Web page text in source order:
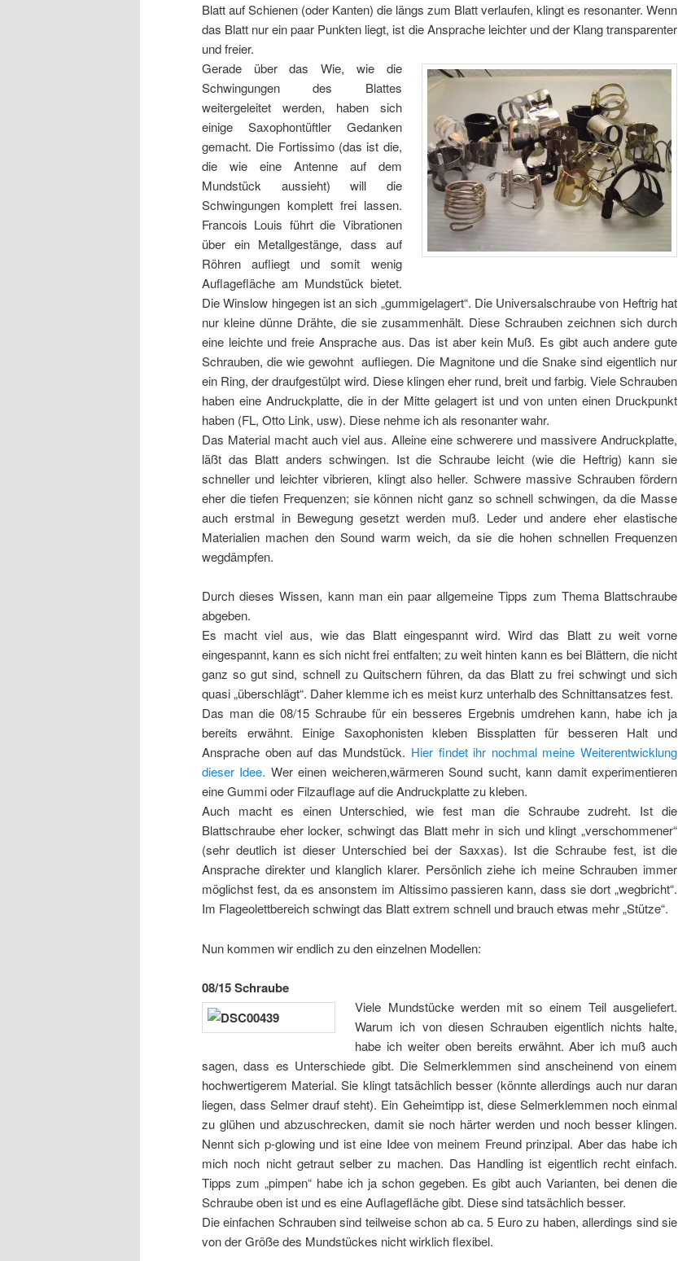
Blatt auf Schienen (oder Kanten) die längs zum Blatt verlaufen, klingt es resonanter. Wenn
das Blatt nur ein paar Punkten liegt, ist die Ansprache leichter und der Klang transparenter
und freier.
Gerade über das Wie, wie die
Schwingungen des Blattes
weitergeleitet werden, haben sich
einige Saxophontüftler Gedanken
gemacht. Die Fortissimo (das ist die,
die wie eine Antenne auf dem
Mundstück aussieht) will die
Schwingungen komplett frei lassen.
Francois Louis führt die Vibrationen
über ein Metallgestänge, dass auf
Röhren aufliegt und somit wenig
Auflagefläche am Mundstück bietet.
Die Winslow hingegen ist an sich „gummigelagert“. Die Universalschraube von Heftrig hat
nur kleine dünne Drähte, die sie zusammenhält. Diese Schrauben zeichnen sich durch
eine leichte und freie Ansprache aus. Das ist aber kein Muß. Es gibt auch andere gute
Schrauben, die wie gewohnt aufliegen. Die Magnitone und die Snake sind eigentlich nur
ein Ring, der draufgestülpt wird. Diese klingen eher rund, breit und farbig. Viele Schrauben
haben eine Andruckplatte, die in der Mitte gelagert ist und von unten einen Druckpunkt
haben (FL, Otto Link, usw). Diese nehme ich als resonanter wahr.
Das Material macht auch viel aus. Alleine eine schwerere und massivere Andruckplatte,
läßt das Blatt anders schwingen. Ist die Schraube leicht (wie die Heftrig) kann sie
schneller und leichter vibrieren, klingt also heller. Schwere massive Schrauben fördern
eher die tiefen Frequenzen; sie können nicht ganz so schnell schwingen, da die Masse
auch erstmal in Bewegung gesetzt werden muß. Leder und andere eher elastische
Materialien machen den Sound warm weich, da sie die hohen schnellen Frequenzen
wegdämpfen.
Durch dieses Wissen, kann man ein paar allgemeine Tipps zum Thema Blattschraube
abgeben.
Es macht viel aus, wie das Blatt eingespannt wird. Wird das Blatt zu weit vorne
eingespannt, kann es sich nicht frei entfalten; zu weit hinten kann es bei Blättern, die nicht
ganz so gut sind, schnell zu Quitschern führen, da das Blatt zu frei schwingt und sich
quasi „überschlägt“. Daher klemme ich es meist kurz unterhalb des Schnittansatzes fest.
Das man die 08/15 Schraube für ein besseres Ergebnis umdrehen kann, habe ich ja
bereits erwähnt. Einige Saxophonisten kleben Bissplatten für besseren Halt und
Ansprache oben auf das Mundstück. Hier findet ihr nochmal meine Weiterentwicklung
dieser Idee. Wer einen weicheren,wärmeren Sound sucht, kann damit experimentieren
eine Gummi oder Filzauflage auf die Andruckplatte zu kleben.
Auch macht es einen Unterschied, wie fest man die Schraube zudreht. Ist die
Blattschraube eher locker, schwingt das Blatt mehr in sich und klingt „verschommener“
(sehr deutlich ist dieser Unterschied bei der Saxxas). Ist die Schraube fest, ist die
Ansprache direkter und klanglich klarer. Persönlich ziehe ich meine Schrauben immer
möglichst fest, da es ansonstem im Altissimo passieren kann, dass sie dort „wegbricht“.
Im Flageolettbereich schwingt das Blatt extrem schnell und brauch etwas mehr „Stütze“.
Nun kommen wir endlich zu den einzelnen Modellen:
08/15 Schraube
Viele Mundstücke werden mit so einem Teil ausgeliefert.
Warum ich von diesen Schrauben eigentlich nichts halte,
habe ich weiter oben bereits erwähnt. Aber ich muß auch
sagen, dass es Unterschiede gibt. Die Selmerklemmen sind anscheinend von einem
hochwertigerem Material. Sie klingt tatsächlich besser (könnte allerdings auch nur daran
liegen, dass Selmer drauf steht). Ein Geheimtipp ist, diese Selmerklemmen noch einmal
zu glühen und abzuschrecken, damit sie noch härter werden und noch besser klingen.
Nennt sich p-glowing und ist eine Idee von meinem Freund prinzipal. Aber das habe ich
mich noch nicht getraut selber zu machen. Das Handling ist eigentlich recht einfach.
Tipps zum „pimpen“ habe ich ja schon gegeben. Es gibt auch Varianten, bei denen die
Schraube oben ist und es eine Auflagefläche gibt. Diese sind tatsächlich besser.
Die einfachen Schrauben sind teilweise schon ab ca. 5 Euro zu haben, allerdings sind sie
von der Größe des Mundstückes nicht wirklich flexibel.